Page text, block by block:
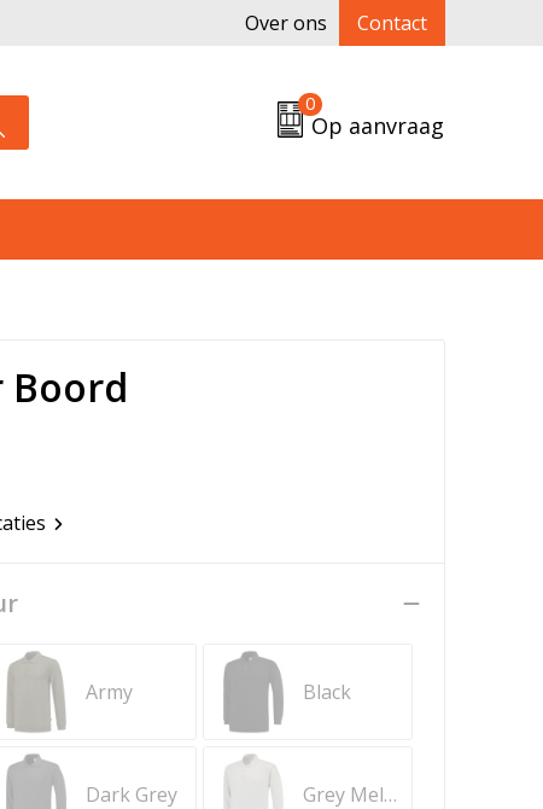
Over ons Contact
0
Op aanvraag
Boord
Army Black
Dark Grey Grey Melange